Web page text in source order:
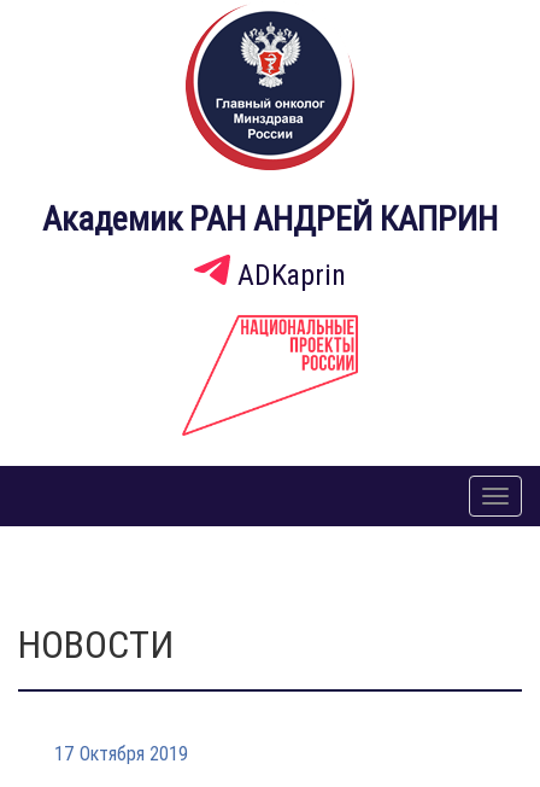
Академик РАН АНДРЕЙ КАПРИН
ADKaprin
НОВОСТИ
17 Октября 2019